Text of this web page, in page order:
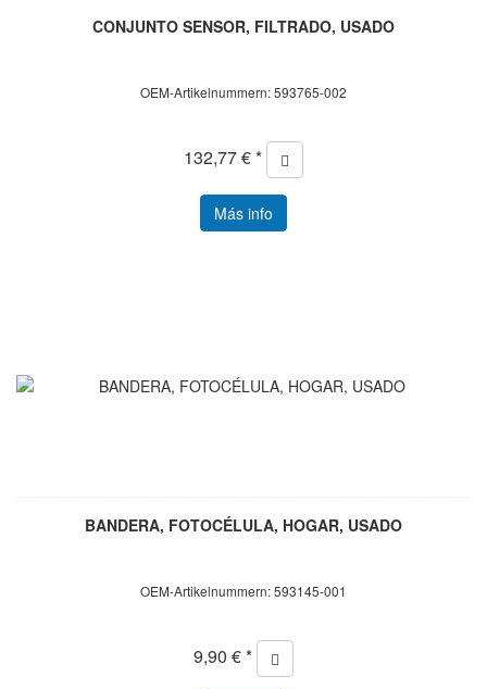
CONJUNTO SENSOR, FILTRADO, USADO
OEM-Artikelnummern: 593765-002
132,77 € *
Más info
BANDERA, FOTOCÉLULA, HOGAR, USADO
OEM-Artikelnummern: 593145-001
9,90 € *